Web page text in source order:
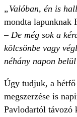
„Valóban, én is
mondta lapunknak
– De még sok a
kölcsönbe vagy
néhány napon
Úgy tudjuk, a
megszerzése is
Pavlodartól távozó